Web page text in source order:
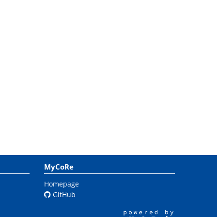
MyCoRe
Homepage
GitHub